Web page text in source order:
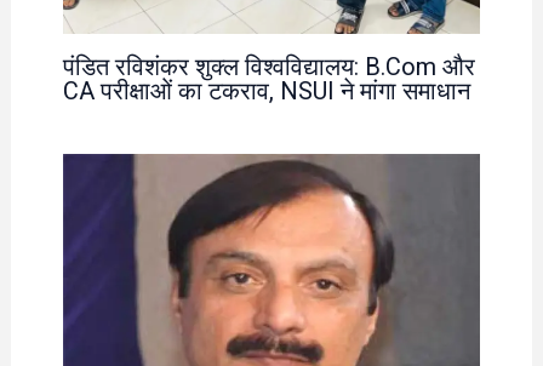
पंडित रविशंकर शुक्ल विश्वविद्यालय: B.Com और
CA परीक्षाओं का टकराव, NSUI ने मांगा समाधान